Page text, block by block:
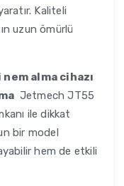
Kaliteli
uzun ömürlü
alma cihazı
Jetmech JT55
ile dikkat
bir model
hem de etkili